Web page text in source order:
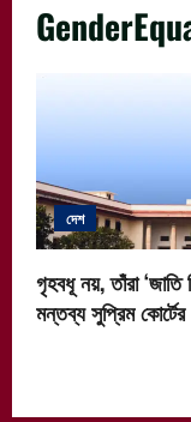
দেশ
গৃহবধূ নয়, তাঁরা ‘জাতি
মন্তব্য সুপ্রিম কোর্টের